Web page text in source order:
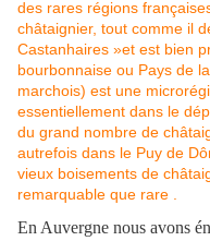
En Auvergne nous avons